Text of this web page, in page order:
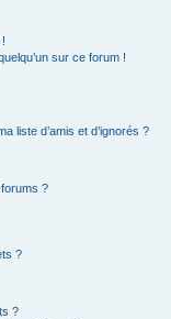
sur ce forum !
liste d’amis et d’ignorés ?
?
?
?